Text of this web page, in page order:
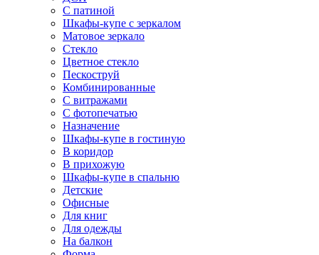
С патиной
Шкафы-купе с зеркалом
Матовое зеркало
Стекло
Цветное стекло
Пескоструй
Комбинированные
С витражами
С фотопечатью
Назначение
Шкафы-купе в гостиную
В коридор
В прихожую
Шкафы-купе в спальню
Детские
Офисные
Для книг
Для одежды
На балкон